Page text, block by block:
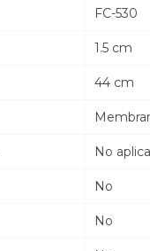
FC-530
1.5 cm
44 cm
No aplica
No
No